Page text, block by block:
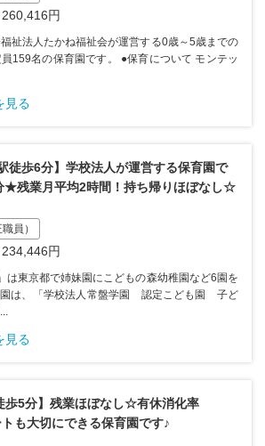
円
祉法人たかね福祉会が運営する0歳～5歳までの
159名の保育園です。 ●保育について モンテッ
見る
徒歩6分】学校法人が運営する保育園で
★残業月平均2時間！持ち帰りほぼなし☆
員）
円
は東京都で姉妹園にこどもの森幼稚園など6園を
園は、「学校法人常盤学園 認定こども園 子ど
見る
歩5分】残業ほぼなし☆有休消化率
も大切にできる保育園です♪